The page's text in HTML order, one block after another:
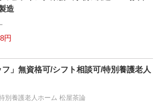
造
円
フ」無資格可/シフト相談可/特別養護老人
別養護老人ホーム 松屋茶論